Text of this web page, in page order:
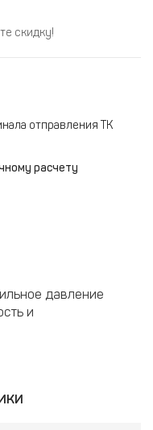
скидку!
отправления ТК
расчету
давление
и